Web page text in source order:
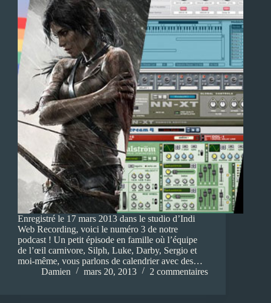
Enregistré le 17 mars 2013 dans le studio d’Indi
Web Recording, voici le numéro 3 de notre
podcast ! Un petit épisode en famille où l’équipe
de l’œil carnivore, Silph, Luke, Darby, Sergio et
moi-même, vous parlons de calendrier avec des…
Damien
mars 20, 2013 2 commentaires